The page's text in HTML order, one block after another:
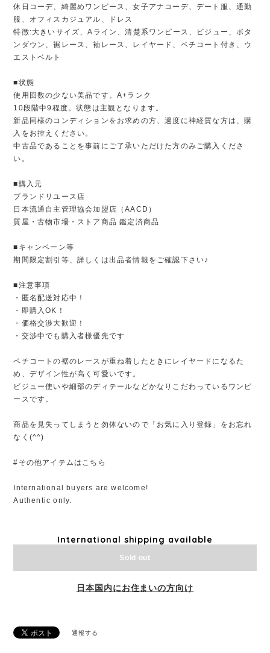
休日コーデ、綺麗めワンピース、女子アナコーデ、デート服、通勤
服、オフィスカジュアル、ドレス
特徴:大きいサイズ、Aライン、清楚系ワンピース、ビジュー、ボタ
ンダウン、裾レース、袖レース、レイヤード、ペチコート付き、ウ
エストベルト
■状態
使用回数の少ない美品です。A+ランク
10段階中9程度。状態は主観となります。
新品同様のコンディションをお求めの方、過度に神経質な方は、購
入をお控えください。
中古品であることを事前にご了承いただけた方のみご購入くださ
い。
■購入元
ブランドリユース店
日本流通自主管理協会加盟店（AACD）
質屋・古物市場・ストア商品 鑑定済商品
■キャンペーン等
期間限定割引等、詳しくは出品者情報をご確認下さい♪
■注意事項
・匿名配送対応中！
・即購入OK！
・価格交渉大歓迎！
・交渉中でも購入者様優先です
ペチコートの裾のレースが重ね着したときにレイヤードになるた
め、デザイン性が高く可愛いです。
ビジュー使いや細部のディテールなどかなりこだわっているワンピ
ースです。
商品を見失ってしまうと勿体ないので「お気に入り登録」をお忘れ
なく(^^)
#その他アイテムはこちら
International buyers are welcome!
Authentic only.
International shipping available
Sold out
日本国内にお住まいの方向け
通報する